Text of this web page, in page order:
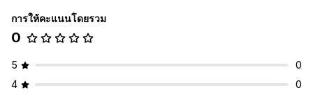
การให้คะแนนโดยรวม
0
5
0
4
0